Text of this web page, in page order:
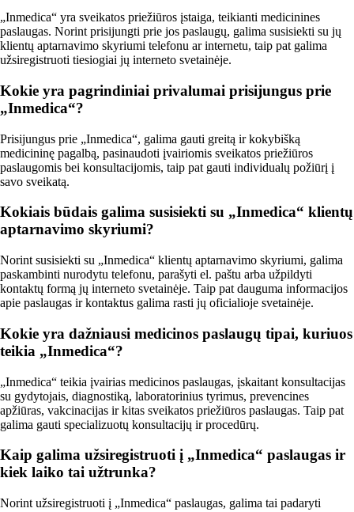
„Inmedica“ yra sveikatos priežiūros įstaiga, teikianti medicinines
paslaugas. Norint prisijungti prie jos paslaugų, galima susisiekti su jų
klientų aptarnavimo skyriumi telefonu ar internetu, taip pat galima
užsiregistruoti tiesiogiai jų interneto svetainėje.
Kokie yra pagrindiniai privalumai prisijungus prie
„Inmedica“?
Prisijungus prie „Inmedica“, galima gauti greitą ir kokybišką
medicininę pagalbą, pasinaudoti įvairiomis sveikatos priežiūros
paslaugomis bei konsultacijomis, taip pat gauti individualų požiūrį į
savo sveikatą.
Kokiais būdais galima susisiekti su „Inmedica“ klientų
aptarnavimo skyriumi?
Norint susisiekti su „Inmedica“ klientų aptarnavimo skyriumi, galima
paskambinti nurodytu telefonu, parašyti el. paštu arba užpildyti
kontaktų formą jų interneto svetainėje. Taip pat dauguma informacijos
apie paslaugas ir kontaktus galima rasti jų oficialioje svetainėje.
Kokie yra dažniausi medicinos paslaugų tipai, kuriuos
teikia „Inmedica“?
„Inmedica“ teikia įvairias medicinos paslaugas, įskaitant konsultacijas
su gydytojais, diagnostiką, laboratorinius tyrimus, prevencines
apžiūras, vakcinacijas ir kitas sveikatos priežiūros paslaugas. Taip pat
galima gauti specializuotų konsultacijų ir procedūrų.
Kaip galima užsiregistruoti į „Inmedica“ paslaugas ir
kiek laiko tai užtrunka?
Norint užsiregistruoti į „Inmedica“ paslaugas, galima tai padaryti